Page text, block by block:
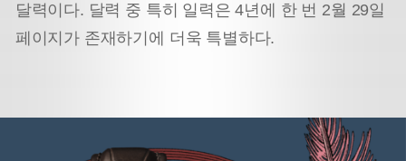
달력이다. 달력 중 특히 일력은 4년에 한 번 2월 29일
페이지가 존재하기에 더욱 특별하다.